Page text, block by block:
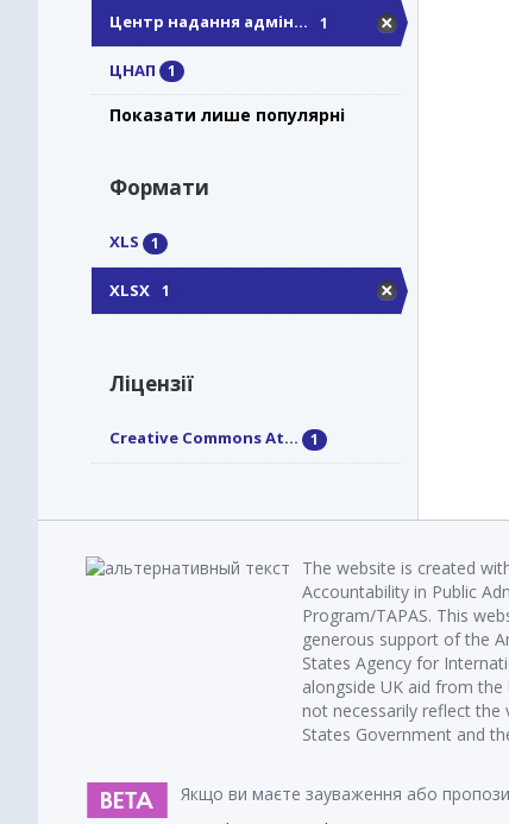
Центр надання адмін... 1
ЦНАП 1
Показати лише популярні
Формати
XLS 1
XLSX 1
Ліцензії
Creative Commons At... 1
The website is created
Accountability in Public
Program/TAPAS. This
generous support of the
States Agency for
alongside UK aid from
not necessarily reflect the
States Government and
Якщо ви маєте зауваження або